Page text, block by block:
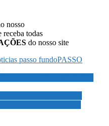
nosso
receba todas
do nosso site
passo fundoPASSO